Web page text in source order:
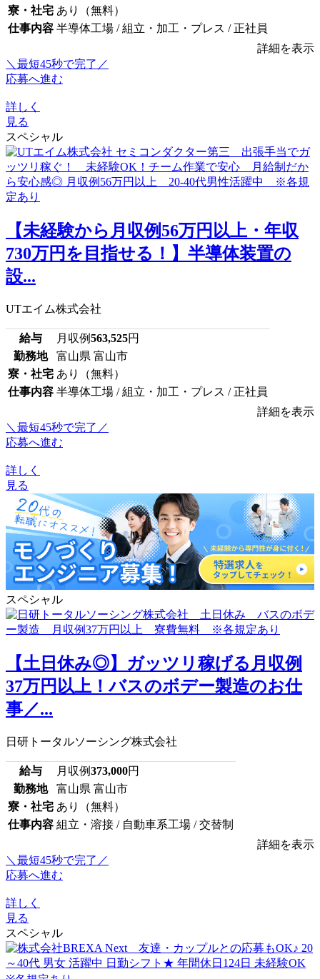
寮・社宅 あり（無料）
仕事内容 半導体工場 / 組立・加工・プレス / 正社員
詳細を表示
＼最短45秒で完了／
応募へ進む
詳しく
見る
スペシャル
【未経験から月収例56万円以上・年収
730万円を目指せる！】半導体装置の
設...
UTエイム株式会社
給与 月収例563,525円
勤務地
富山県 富山市
寮・社宅 あり（無料）
仕事内容 半導体工場 / 組立・加工・プレス / 正社員
詳細を表示
＼最短45秒で完了／
応募へ進む
詳しく
見る
スペシャル
【土日休み◎】ガッツリ稼げる月収例
37万円以上！バスのボデー製造のお仕
事／...
日研トータルソーシング株式会社
給与 月収例373,000円
勤務地
富山県 富山市
寮・社宅 あり（無料）
仕事内容 組立・溶接 / 自動車系工場 / 交替制
詳細を表示
＼最短45秒で完了／
応募へ進む
詳しく
見る
スペシャル